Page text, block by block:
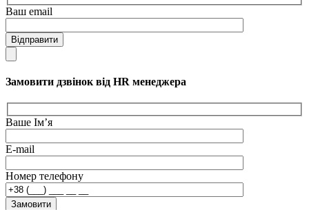
Ваш email
Відправити
Замовити дзвінок від HR менеджера
Ваше Ім’я
E-mail
Номер телефону
Замовити